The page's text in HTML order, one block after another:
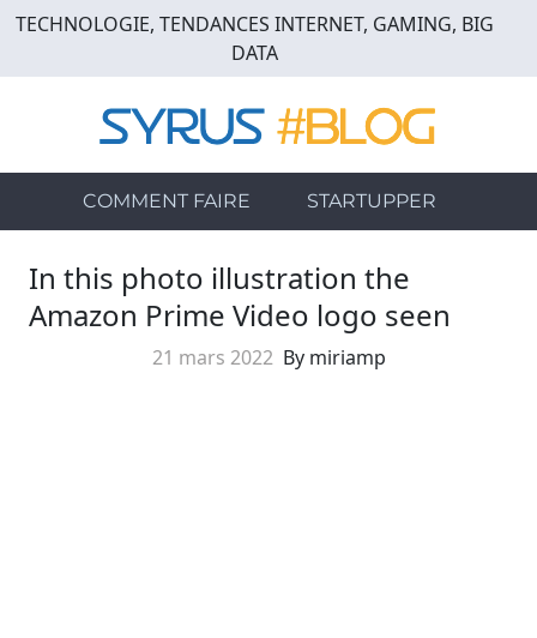
Skip
main
TECHNOLOGIE, TENDANCES INTERNET, GAMING, BIG
DATA
COMMENT FAIRE STARTUPPER
In this photo illustration the
Amazon Prime Video logo seen
21 mars 2022 By miriamp